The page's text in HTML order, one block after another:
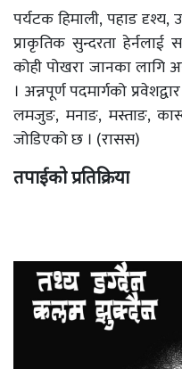
पर्यटक हिमाली, पहाड दृश्य,
प्राकृतिक सुन्दरता हेर्नलाई
कोही पोखरा जानका लागि
। अन्नपूर्ण पदमार्गको
लमजुङ, मनाङ, मस्ताङ,
जोडिएको छ । (रासस)
तपाईको प्रतिक्रिया